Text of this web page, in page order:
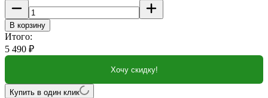
В корзину
Итого:
5 490 ₽
Хочу скидку!
Купить в один клик